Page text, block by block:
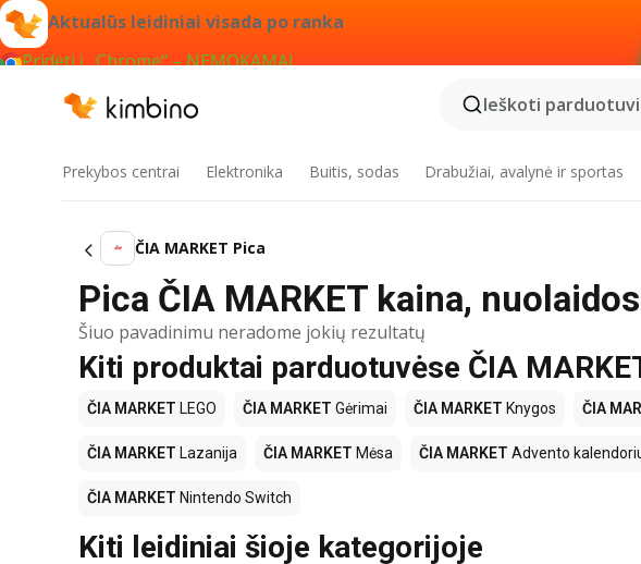
Aktualūs leidiniai visada po ranka
Pridėti į „Chrome“ – NEMOKAMAI
Ieškoti
Prekybos centrai Elektronika Buitis, sodas Drabužiai, avalynė ir sportas
ČIA MARKET Pica
Pica ČIA MARKET kaina, nuolaidos
Šiuo pavadinimu neradome jokių rezultatų
Kiti produktai parduotuvėse ČIA
ČIA MARKET LEGO ČIA MARKET Gėrimai ČIA MARKET Knygos ČIA
ČIA MARKET Lazanija ČIA MARKET Mėsa ČIA MARKET Advento
ČIA MARKET Nintendo Switch
Kiti leidiniai šioje kategorijoje